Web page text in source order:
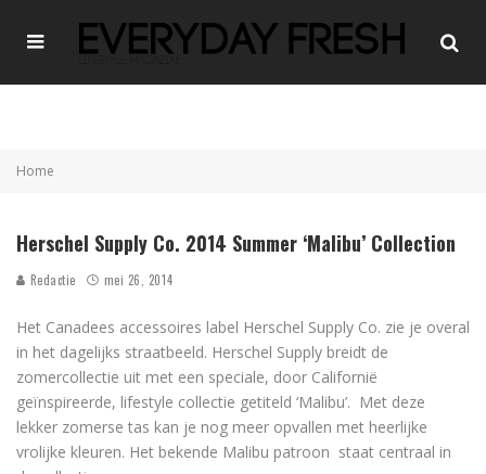
Home
Herschel Supply Co. 2014 Summer ‘Malibu’ Collection
Redactie mei 26, 2014
Het Canadees accessoires label Herschel Supply Co. zie je overal
in het dagelijks straatbeeld. Herschel Supply breidt de
zomercollectie uit met een speciale, door Californië
geïnspireerde, lifestyle collectie getiteld ‘Malibu’. Met deze
lekker zomerse tas kan je nog meer opvallen met heerlijke
vrolijke kleuren. Het bekende Malibu patroon staat centraal in